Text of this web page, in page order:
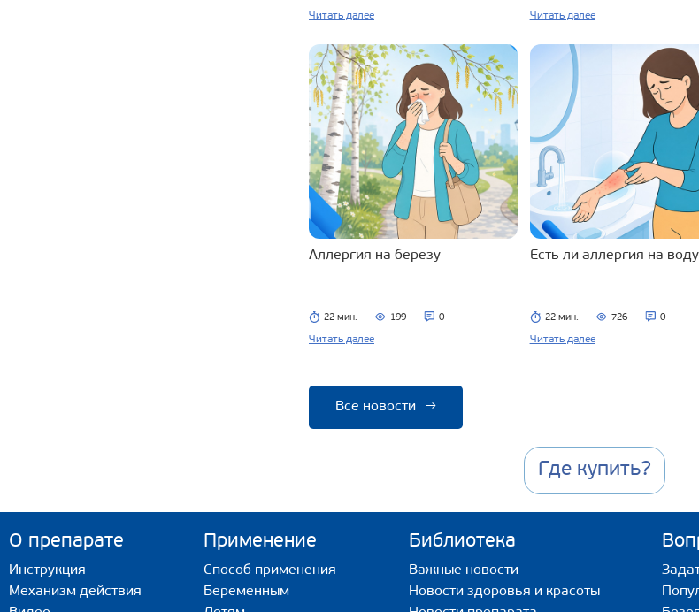
Читать далее Читать далее
Аллергия на березу
22 мин. 199 0
Читать далее
Есть ли аллергия на воду
22 мин. 726 0
Читать далее
Все новости →
Где купить?
О препарате
Инструкция
Механизм действия
Применение
Способ применения
Беременным
Библиотека
Важные новости
Новости здоровья и красоты